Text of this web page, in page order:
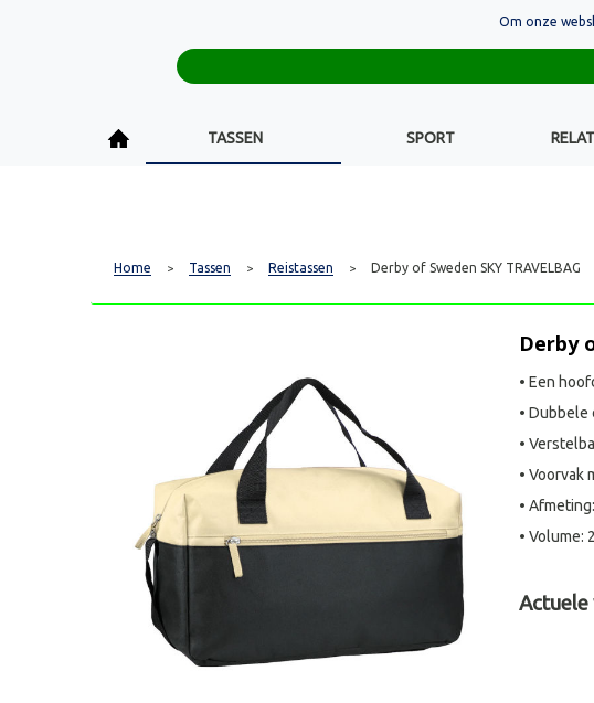
TASSEN SPORT
Home > Tassen > Reistassen > Derby of Sweden SKY TRAVELBAG
Derby
• Een
• Dubbele
•
• Voorvak
•
• Volume:
Actuele
Om onze